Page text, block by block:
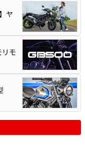
ヤ
リモ